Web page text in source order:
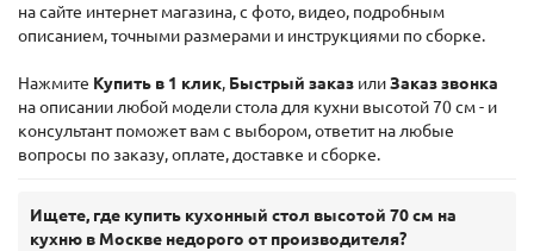
на сайте интернет магазина, с фото, видео, подробным
описанием, точными размерами и инструкциями по сборке.
Нажмите Купить в 1 клик, Быстрый заказ илиЗаказ звонка
на описании любой модели стола для кухни высотой 70 см - и
консультант поможет вам с выбором, ответит на любые
вопросы по заказу, оплате, доставке и сборке.
Ищете, где купить кухонный стол высотой 70 см на
кухню в Москве недорого от производителя?